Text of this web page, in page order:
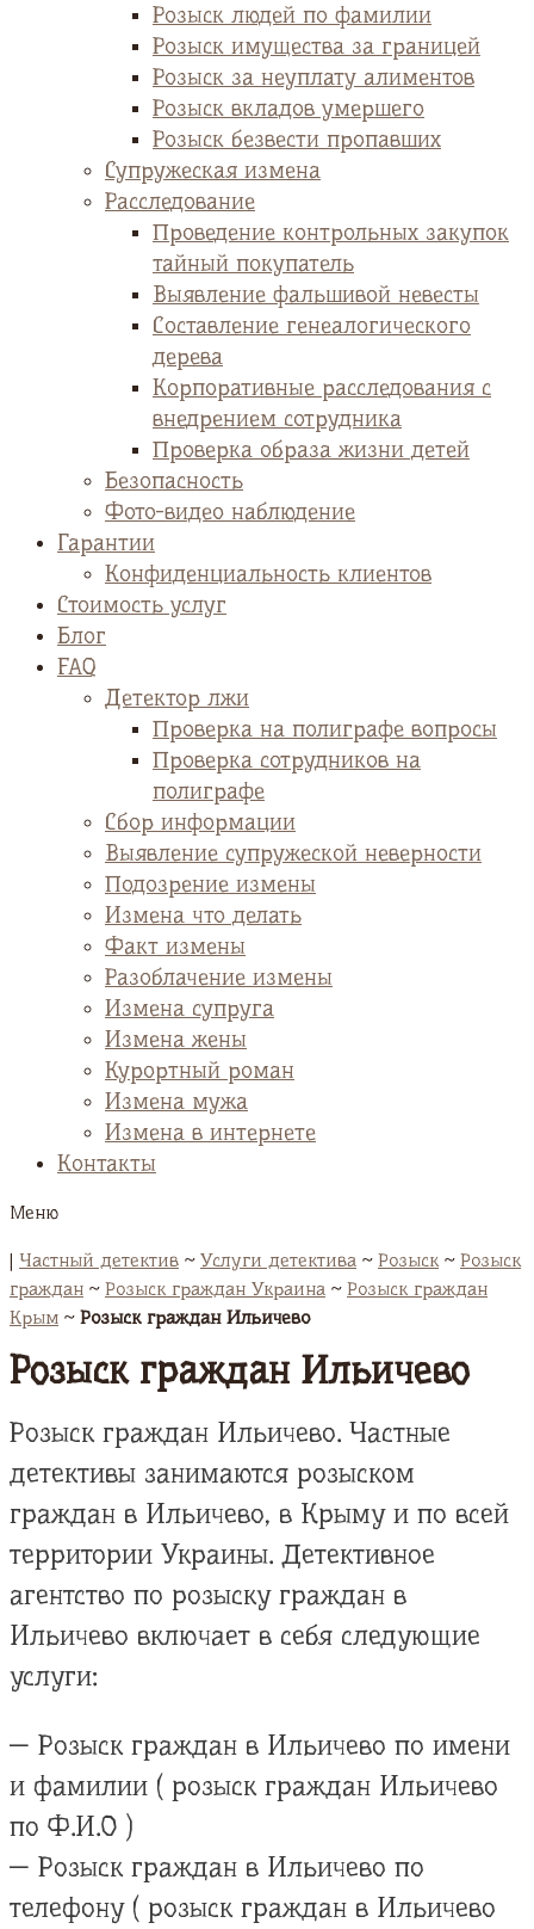
Розыск людей по фамилии
Розыск имущества за границей
Розыск за неуплату алиментов
Розыск вкладов умершего
Розыск безвести пропавших
Супружеская измена
Расследование
Проведение контрольных закупок
тайный покупатель
Выявление фальшивой невесты
Cоставление генеалогического
дерева
Корпоративные расследования с
внедрением сотрудника
Проверка образа жизни детей
Безопасность
Фото-видео наблюдение
Гарантии
Конфиденциальность клиентов
Стоимость услуг
Блог
FAQ
Детектор лжи
Проверка на полиграфе вопросы
Проверка сотрудников на
полиграфе
Сбор информации
Выявление супружеской неверности
Подозрение измены
Измена что делать
Факт измены
Разоблачение измены
Измена супруга
Измена жены
Курортный роман
Измена мужа
Измена в интернете
Контакты
Меню
| Частный детектив ~ Услуги детектива ~ Розыск~ Розыск
граждан ~ Розыск граждан Украина ~ Розыск граждан
Крым ~ Розыск граждан Ильичево
Розыск граждан Ильичево
Розыск граждан Ильичево. Частные
детективы занимаются розыском
граждан в Ильичево, в Крыму и по всей
территории Украины. Детективное
агентство по розыску граждан в
Ильичево включает в себя следующие
услуги:
— Розыск граждан в Ильичево по имени
и фамилии ( розыск граждан Ильичево
по Ф.И.О )
— Розыск граждан в Ильичево по
телефону ( розыск граждан в Ильичево